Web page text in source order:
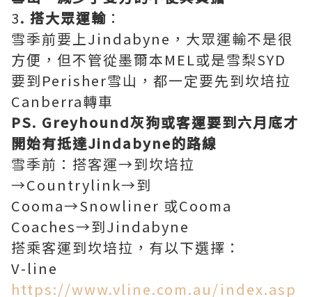
3. 搭大眾運輸 ：
雪季前要上Jindabyne，大眾運輸不是很
方便，但不管從墨爾本MEL或是雪梨SYD
要到Perisher雪山，都一定要先到坎培拉
Canberra轉車
PS. Greyhound灰狗或客運要到六月底才
開始有抵達Jindabyne的路線
雪季前：搭客運→到坎培拉
→Countrylink→到
Cooma→Snowliner 或Cooma
Coaches→到Jindabyne
搭乘客運到坎培拉，有以下選擇：
V-line
https://www.vline.com.au/index.asp